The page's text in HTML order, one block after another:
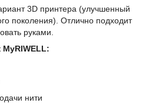
3D принтера (улучшенный
поколения). Отлично подходит
руками.
MyRIWELL:
нити